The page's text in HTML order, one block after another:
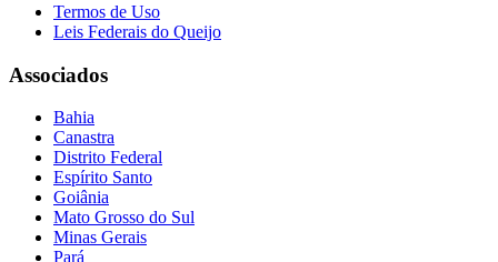
Termos de Uso
Leis Federais do Queijo
Associados
Bahia
Canastra
Distrito Federal
Espírito Santo
Goiânia
Mato Grosso do Sul
Minas Gerais
Pará